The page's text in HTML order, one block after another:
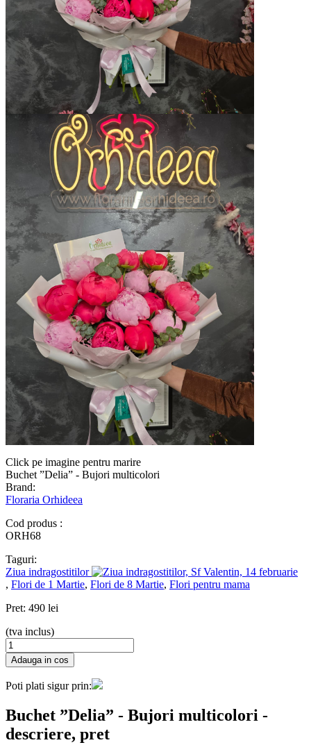
Click pe imagine pentru marire
Buchet ”Delia” - Bujori multicolori
Brand:
Floraria Orhideea
Cod produs :
ORH68
Taguri:
Ziua indragostitilor
, Flori de 1 Martie, Flori de 8 Martie, Flori pentru mama
Pret: 490 lei
(tva inclus)
Poti plati sigur prin:
Buchet ”Delia” - Bujori multicolori -
descriere, pret